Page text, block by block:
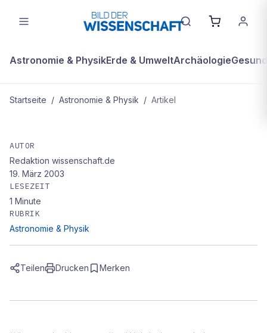
Astronomie & PhysikErde & UmweltArchäologie
Startseite / Astronomie & Physik / Artikel
Forscher: Negativer Brechungsindex
existiert
AUTOR
Redaktion wissenschaft.de
19. März 2003
LESEZEIT
1 Minute
RUBRIK
Astronomie & Physik
Teilen Drucken Merken